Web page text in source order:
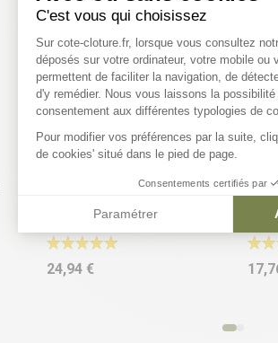
4 déclinaisons
Lisse basse aluminium -
ELYTE | ELYO
24,94 €
4
C'est vous qui choisissez
Plateforme de Gestion
Sur cote-cloture.fr, lorsque vous consultez
déposés sur votre ordinateur, votre mobile ou
permettent de faciliter la navigation, de
d'y remédier. Nous vous laissons la
consentement aux différentes typologies de
Pour modifier vos préférences par la suite,
de cookies' situé dans le pied de page.
Consentements certifiés par
Paramétrer
Axeptio consent